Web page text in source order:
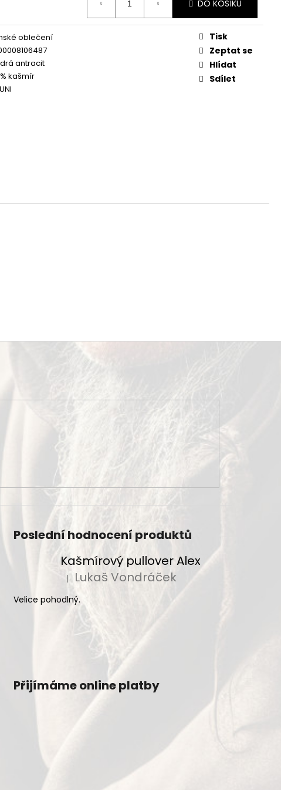
DO KOŠÍKU
oblečení
antracit
kašmír
Tisk
Zeptat se
Hlídat
Sdílet
Poslední hodnocení produktů
Kašmírový pullover Alex
Hodnocení produktu je 5 z 5 hvězdiček.
| Lukaš Vondráček
Velice pohodlný.
Přijímáme online platby